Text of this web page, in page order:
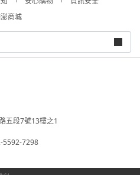
商城
五段7號13樓之1
5592-7298